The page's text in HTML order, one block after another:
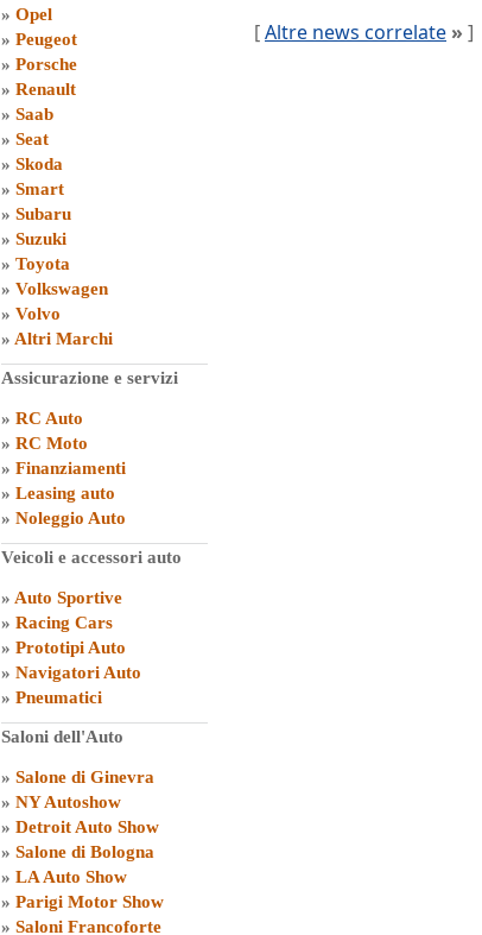
» Opel
» Peugeot
» Porsche
» Renault
» Saab
» Seat
» Skoda
» Smart
» Subaru
» Suzuki
» Toyota
» Volkswagen
» Volvo
» Altri Marchi
Assicurazione e servizi
» RC Auto
» RC Moto
» Finanziamenti
» Leasing auto
» Noleggio Auto
Veicoli e accessori auto
» Auto Sportive
» Racing Cars
» Prototipi Auto
» Navigatori Auto
» Pneumatici
Saloni dell'Auto
» Salone di Ginevra
» NY Autoshow
» Detroit Auto Show
» Salone di Bologna
» LA Auto Show
» Parigi Motor Show
» Saloni Francoforte
[Altre news correlate » ]